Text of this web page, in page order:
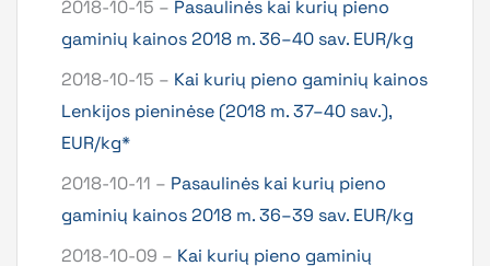
2018-10-15 – Pasaulinės kai kurių pieno
gaminių kainos 2018 m. 36–40 sav. EUR/kg
2018-10-15 – Kai kurių pieno gaminių kainos
Lenkijos pieninėse (2018 m. 37–40 sav.),
EUR/kg*
2018-10-11 – Pasaulinės kai kurių pieno
gaminių kainos 2018 m. 36–39 sav. EUR/kg
2018-10-09 – Kai kurių pieno gaminių